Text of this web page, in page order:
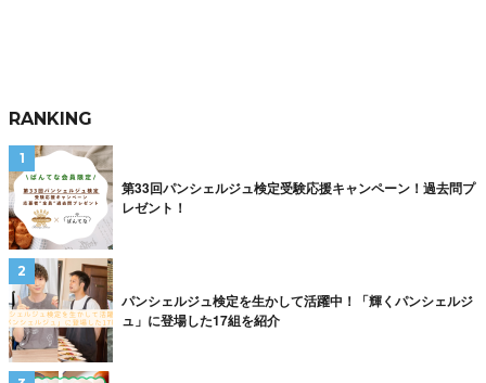
RANKING
第33回パンシェルジュ検定受験応援キャンペーン！過去問プ
レゼント！
パンシェルジュ検定を生かして活躍中！「輝くパンシェルジ
ュ」に登場した17組を紹介